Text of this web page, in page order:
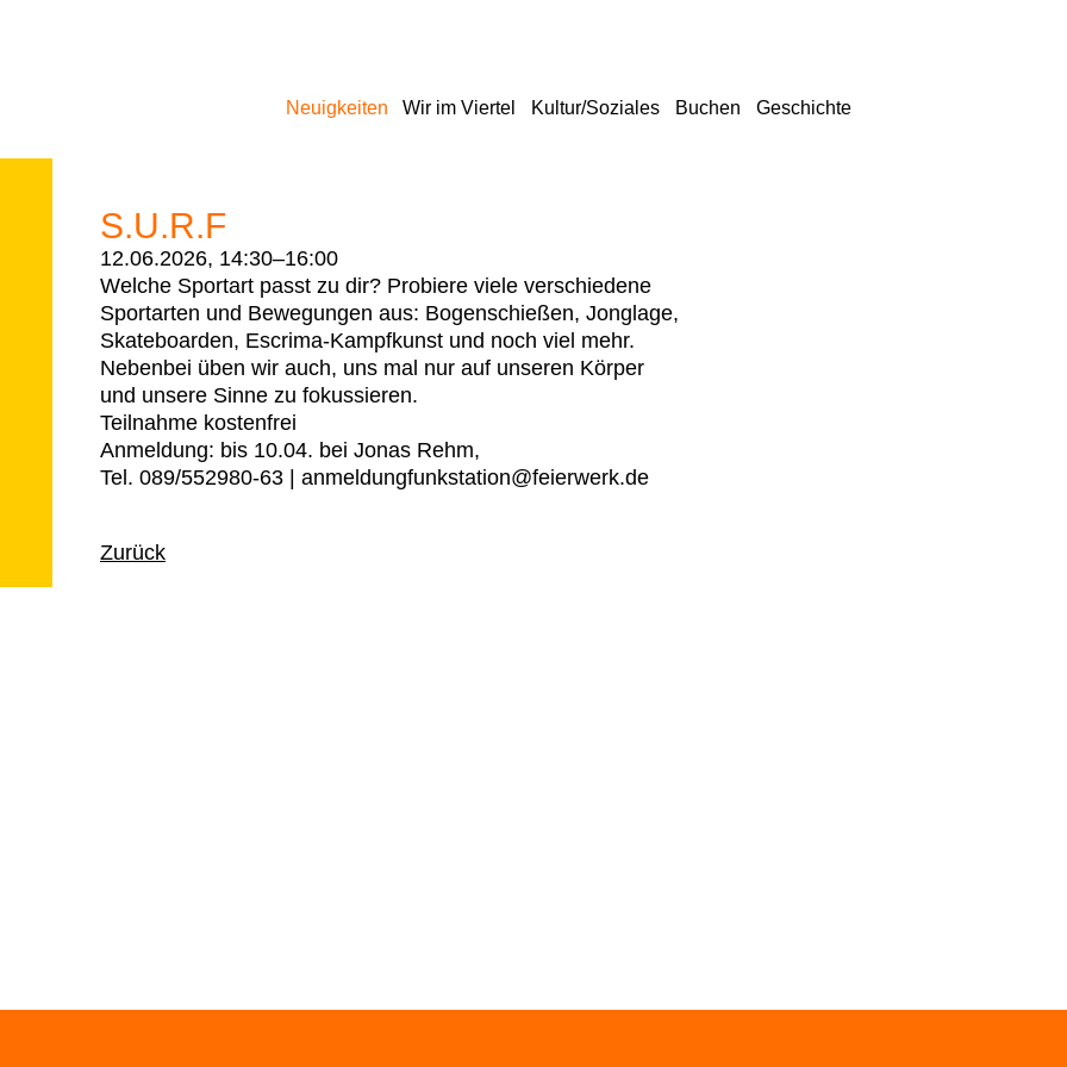
Neuigkeiten Wir im Viertel Kultur/Soziales Buchen Geschichte
S.U.R.F
12.06.2026, 14:30–16:00
Welche Sportart passt zu dir? Probiere viele verschiedene
Sportarten und Bewegungen aus: Bogenschießen, Jonglage,
Skateboarden, Escrima-Kampfkunst und noch viel mehr.
Nebenbei üben wir auch, uns mal nur auf unseren Körper
und unsere Sinne zu fokussieren.
Teilnahme kostenfrei
Anmeldung: bis 10.04. bei Jonas Rehm,
Tel. 089/552980-63 | anmeldungfunkstation@feierwerk.de
Zurück